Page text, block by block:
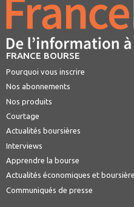
FRANCE BOURSE
Pourquoi vous inscrire
Nos abonnements
Nos produits
Courtage
Actualités boursières
Interviews
Apprendre la bourse
Actualités économiques et
Communiqués de presse